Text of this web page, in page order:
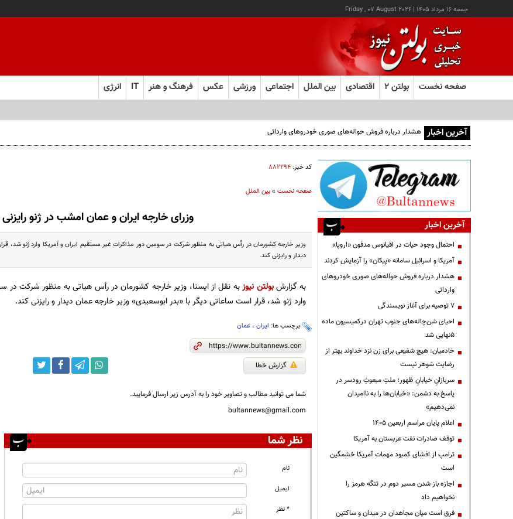
جمعه ۱۶ مرداد ۱۴۰۵ |
Friday , 07 August 2026
صفحه نخست بولتن ۲ اقتصادی بین الملل اجتماعی ورزشی عکس فرهنگ و هنر IT انرژی
آخرین اخبار هشدار درباره فروش حواله‌های صوری خودروهای وارداتی
کد خبر: ۸۸۲۲۹۴
صفحه نخست»بین الملل
وزرای خارجه ایران و عمان امشب در ژنو
وزیر خارجه کشورمان در رأس هیاتی به منظور شرکت در سومین دور مذاکرات غیر مستقیم ایران و آمریکا وارد ژنو شد،
دیدار و رایزنی کند.
به گزارشبولتن نیوزبه نقل از ایسنا، وزیر خارجه کشورمان در رأس هیاتی به منظور شرکت در
وارد ژنو شد، قرار است ساعاتی دیگر با «بدر ابوسعیدی» وزیر خارجه عمان دیدار و رایزنی کند.
برچسب ها: ایران، عمان
گزارش خطا
شما می توانید مطالب و تصاویر خود را به آدرس زیر ارسال فرمایید.
bultannews@gmail.com
نظر شما
نام
ایمیل
* نظر
آخرین اخبار
احتمال وجود حیات در اقیانوس مدفون «اروپا»
آمریکا و اسرائیل سامانه «پیکان» را آزمایش کردند
هشدار درباره فروش حواله‌های صوری خودروهای
وارداتی
۷ توصیه برای آغاز نویسندگی
احیای شن‌چاله‌های جنوب تهران درکمیسیون ماده
۵نهایی شد
خادمیان: هیچ شفیعی برای زن نزد خداوند بهتر از
رضایت شوهر نیست
سربازانِ خیابانِ ظهور؛ ملتِ مبعوثِ رودسر در
پاسخ به دشمن: «خیابان‌ها را به ناامیدان
نمی‌دهیم»
اعلام پایان مراسم اربعین ۱۴۰۵
توقف صادرات نفت عربستان به آمریکا
ترامپ از افشای کمبود مهمات آمریکا خشمگین
است
اجازه باز شدن مسیر دوم در تنگه هرمز را
نخواهیم داد
فرق است میان مجاهدان در میدان و ساکتین